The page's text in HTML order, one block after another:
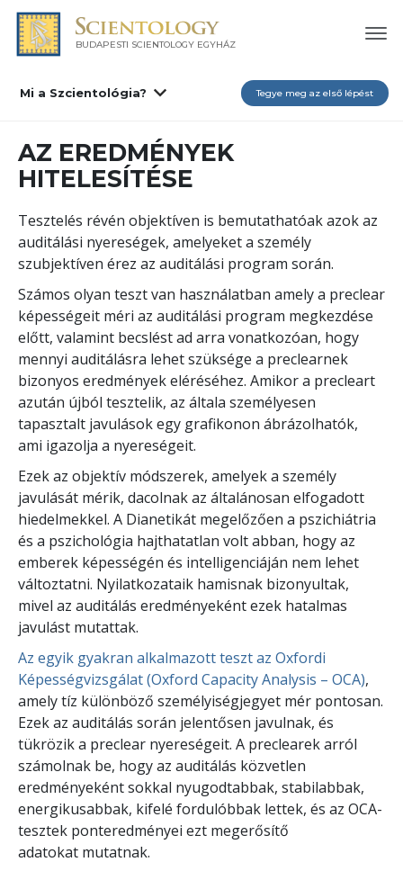
BUDAPESTI SCIENTOLOGY EGYHÁZ
Mi a Szcientológia? Tegye meg az első lépést
AZ EREDMÉNYEK
HITELESÍTÉSE
Tesztelés révén objektíven is bemutathatóak azok az
auditálási nyereségek, amelyeket a személy
szubjektíven érez az auditálási program során.
Számos olyan teszt van használatban amely a preclear
képességeit méri az auditálási program megkezdése
előtt, valamint becslést ad arra vonatkozóan, hogy
mennyi auditálásra lehet szüksége a preclearnek
bizonyos eredmények eléréséhez. Amikor a precleart
azután újból tesztelik, az általa személyesen
tapasztalt javulások egy grafikonon ábrázolhatók,
ami igazolja a nyereségeit.
Ezek az objektív módszerek, amelyek a személy
javulását mérik, dacolnak az általánosan elfogadott
hiedelmekkel. A Dianetikát megelőzően a pszichiátria
és a pszichológia hajthatatlan volt abban, hogy az
emberek képességén és intelligenciáján nem lehet
változtatni. Nyilatkozataik hamisnak bizonyultak,
mivel az auditálás eredményeként ezek hatalmas
javulást mutattak.
Az egyik gyakran alkalmazott teszt az Oxfordi
Képességvizsgálat (Oxford Capacity Analysis – OCA),
amely tíz különböző személyiségjegyet mér pontosan.
Ezek az auditálás során jelentősen javulnak, és
tükrözik a preclear nyereségeit. A preclearek arról
számolnak be, hogy az auditálás közvetlen
eredményeként sokkal nyugodtabbak, stabilabbak,
energikusabbak, kifelé fordulóbbak lettek, és az OCA-
tesztek ponteredményei ezt megerősítő
adatokat mutatnak.